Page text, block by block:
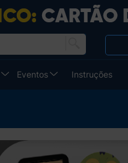
Eventos Instruções